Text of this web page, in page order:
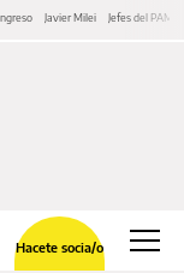
Javier Milei Jefes del PAMI
Hacete socia/o